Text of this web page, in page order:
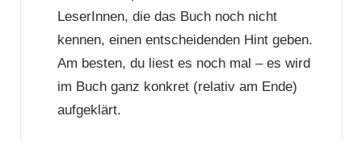
LeserInnen, die das Buch noch nicht
kennen, einen entscheidenden Hint geben.
Am besten, du liest es noch mal – es wird
im Buch ganz konkret (relativ am Ende)
aufgeklärt.